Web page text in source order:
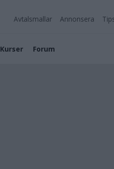
Avtalsmallar Annonsera
Kurser Forum